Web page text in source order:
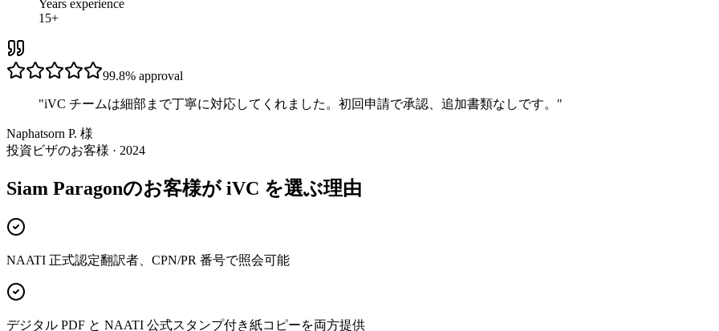
Years experience
15+
99.8% approval
"iVC チームは細部まで丁寧に対応してくれました。初回申請で承認、追加書類なしです。 "
Naphatsorn P. 様
投資ビザのお客様 · 2024
Siam Paragonのお客様が iVC を選ぶ理由
NAATI 正式認定翻訳者、CPN/PR 番号で照会可能
デジタル PDF と NAATI 公式スタンプ付き紙コピーを両方提供